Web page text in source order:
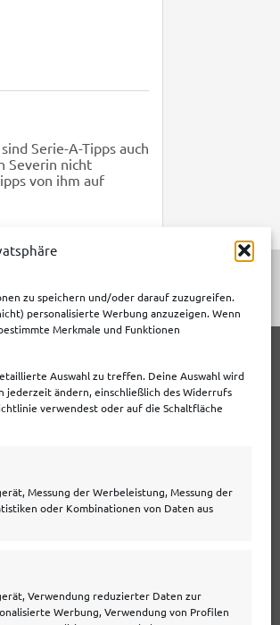
zu speichern und/oder darauf zuzugreifen.
personalisierte Werbung anzuzeigen. Wenn
Merkmale und Funktionen
Auswahl zu treffen. Deine Auswahl wird
jederzeit ändern, einschließlich des Widerrufs
verwendest oder auf die Schaltfläche
Messung der Werbeleistung, Messung der
oder Kombinationen von Daten aus
Verwendung reduzierter Daten zur
Werbung, Verwendung von Profilen
Serie-A-Tipps auch
Severin nicht
von ihm auf